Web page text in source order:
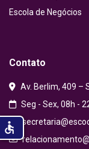
Escola de Negócios
Contato
Av. Berlim, 409 –
Seg - Sex, 08h -
accessible